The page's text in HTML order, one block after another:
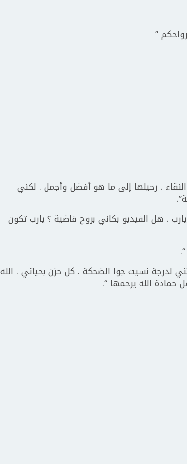
”
. رحيلها إلى ما هو أفضل وأجمل . لكني
يارب . هل الفيديو بكاني بروح فاضية ؟ يارب تكون
لدرجة نسيت جوا الضحكة . كل حزن بحياتي . الله
الله يرحمها “.